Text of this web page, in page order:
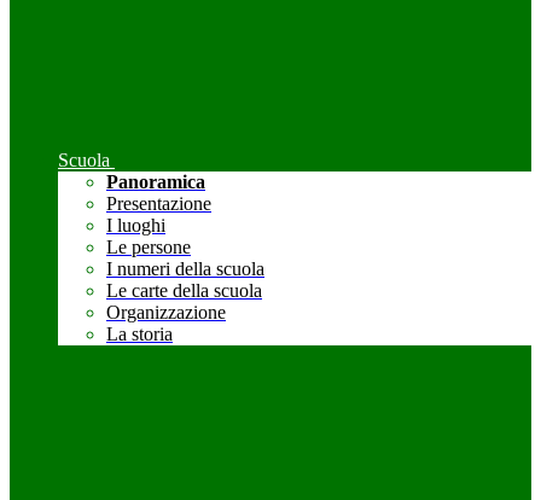
Scuola
Panoramica
Presentazione
I luoghi
Le persone
I numeri della scuola
Le carte della scuola
Organizzazione
La storia